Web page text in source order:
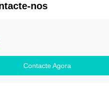
nos
Contacte Agora